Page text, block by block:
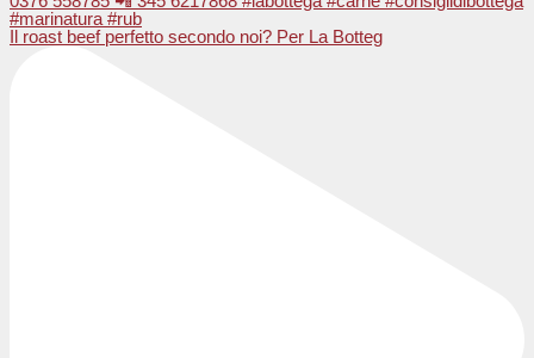
Il roast beef perfetto secondo noi? Per La Botteg